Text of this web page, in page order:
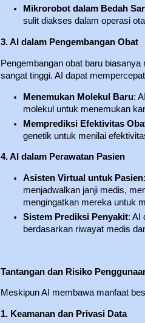
Mikrorobot dalam Bedah
sulit diakses dalam operasi
3. AI dalam Pengembangan Obat
Pengembangan obat baru
sangat tinggi. AI dapat
Menemukan Molekul Baru:
molekul untuk menemukan
Memprediksi Efektivitas
genetik untuk menilai
4. AI dalam Perawatan Pasien
Asisten Virtual untuk Pasien
menjadwalkan janji medis,
mengingatkan mereka untuk
Sistem Prediksi Penyakit: AI
berdasarkan riwayat medis
Tantangan dan Risiko
Meskipun AI membawa manfaat
1. Keamanan dan Privasi Data